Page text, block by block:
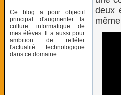
Ce blog a pour objectif
principal d'augmenter la
culture informatique de
mes élèves. Il a aussi pour
ambition de refléter
l'actualité technologique
dans ce domaine.
deux